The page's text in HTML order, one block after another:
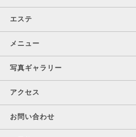
エステ
メニュー
写真ギャラリー
アクセス
お問い合わせ